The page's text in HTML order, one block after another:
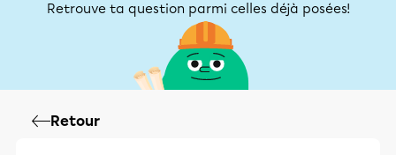
Retrouve ta question parmi celles déjà posées!
Retour